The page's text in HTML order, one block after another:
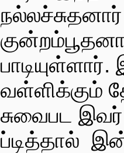
வள்ளிக்கும்
சுவைபட இவர்
ப்டித்தால்